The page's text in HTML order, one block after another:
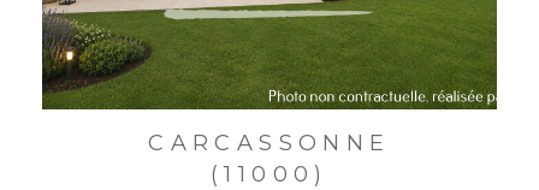
CARCASSONNE
(11000)